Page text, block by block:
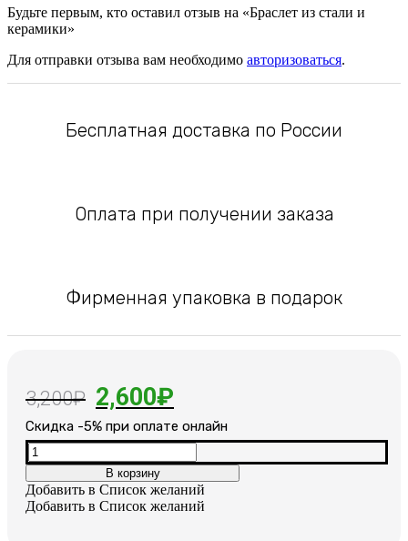
Будьте первым, кто оставил отзыв на «Браслет из стали и
керамики»
Для отправки отзыва вам необходимо авторизоваться.
Бесплатная доставка по России
Оплата при получении заказа
Фирменная упаковка в подарок
3,200₽ Первоначальная
цена
составляла
3,200₽.
2,600₽
цена:
2,600₽.
Cкидка -5% при оплате онлайн
Количество
товара
Браслет
из
стали
В корзину
Добавить в Список желаний
Добавить в Список желаний